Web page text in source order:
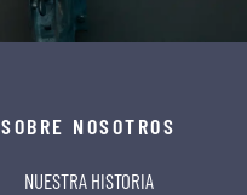
SOBRE NOSOTROS
NUESTRA HISTORIA